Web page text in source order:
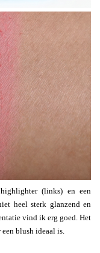
(links) en een
heel sterk glanzend en
vind ik erg goed. Het
blush ideaal is.